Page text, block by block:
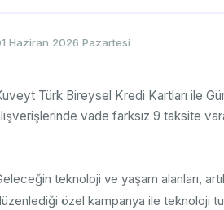
Haziran 2026 Pazartesi
Türk Bireysel Kredi Kartları ile
vade farksız 9 taksite
teknoloji ve yaşam alanları,
özel kampanya ile teknoloji